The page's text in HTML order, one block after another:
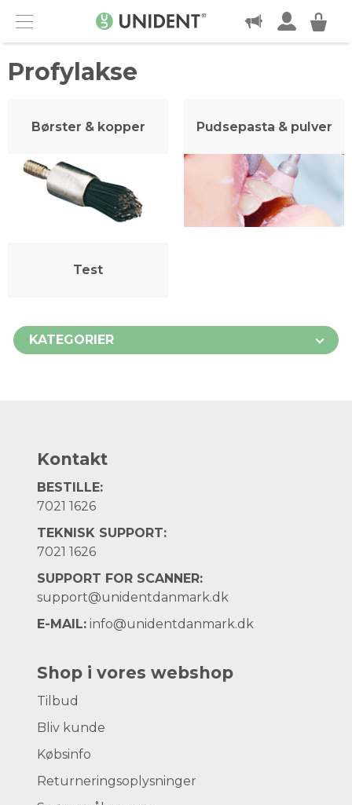
Menu
KONTAKT
Profylakse
Børster & kopper Pudsepasta & pulver
Test
KATEGORIER
Kontakt
BESTILLE:
7021 1626
TEKNISK SUPPORT:
7021 1626
SUPPORT FOR SCANNER:
support@unidentdanmark.dk
E-MAIL: info@unidentdanmark.dk
Shop i vores webshop
Tilbud
Bliv kunde
Købsinfo
Returneringsoplysninger